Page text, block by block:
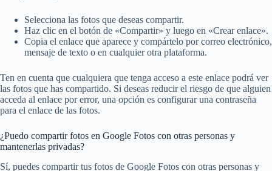
Selecciona las fotos que deseas compartir.
Haz clic en el botón de «Compartir» y luego en «Crear enlace».
Copia el enlace que aparece y compártelo por correo electrónico,
mensaje de texto o en cualquier otra plataforma.
Ten en cuenta que cualquiera que tenga acceso a este enlace podrá ver
las fotos que has compartido. Si deseas reducir el riesgo de que alguien
acceda al enlace por error, una opción es configurar una contraseña
para el enlace de las fotos.
¿Puedo compartir fotos en Google Fotos con otras personas y
mantenerlas privadas?
Sí, puedes compartir tus fotos de Google Fotos con otras personas y